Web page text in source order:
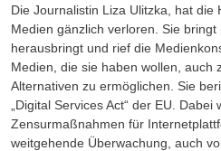
Die Journalistin Liza Ulitzka, hat die
Medien gänzlich verloren. Sie bringt
herausbringt und rief die
Medien, die sie haben wollen, auch
Alternativen zu ermöglichen. Sie
„Digital Services Act“ der EU.
Zensurmaßnahmen für
weitgehende Überwachung, auch